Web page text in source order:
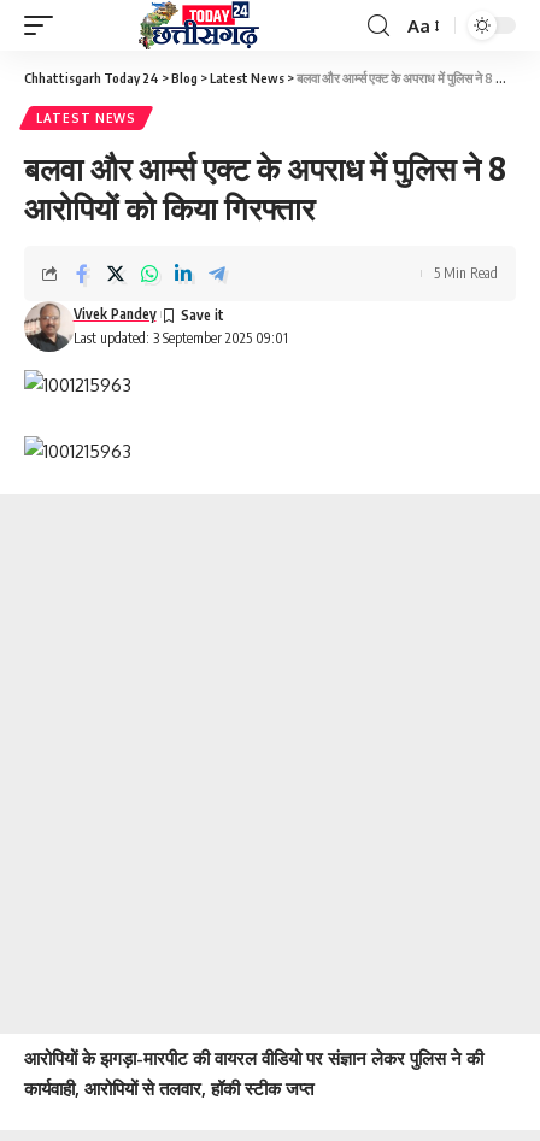
Font
Resizer
Aa
Chhattisgarh Today 24 >Blog >Latest News >बलवा और आर्म्स एक्ट के अपराध में पुलिस ने 8 आरोपियों को किया गिरफ्तार
LATEST NEWS
बलवा और आर्म्स एक्ट के अपराध में पुलिस ने 8
आरोपियों को किया गिरफ्तार
Last updated: 3 September 2025 09:01
Vivek Pandey
5 Min Read
आरोपियों के झगड़ा-मारपीट की वायरल वीडियो पर संज्ञान लेकर पुलिस ने की
कार्यवाही, आरोपियों से तलवार, हॉकी स्टीक जप्त